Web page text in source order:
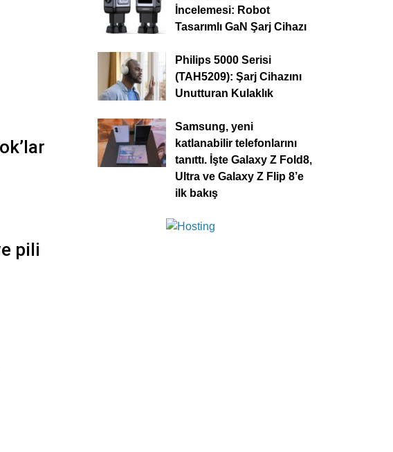
pili
İncelemesi: Robot
Tasarımlı GaN Şarj Cihazı
Philips 5000 Serisi
(TAH5209): Şarj Cihazını
Unutturan Kulaklık
Samsung, yeni
katlanabilir telefonlarını
tanıttı. İşte Galaxy Z Fold8,
Ultra ve Galaxy Z Flip 8’e
ilk bakış